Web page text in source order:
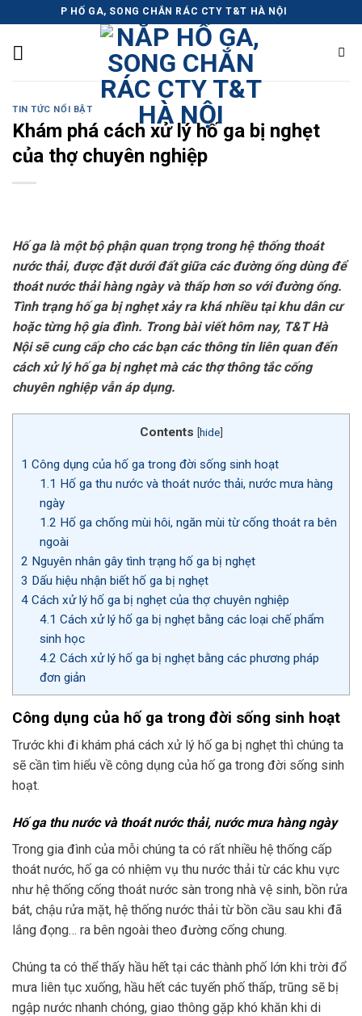
content
NẮP HỐ GA, SONG CHẮN RÁC CTY T&T HÀ NỘI
TIN TỨC NỔI BẬT
Khám phá cách xử lý hố ga bị nghẹt
của thợ chuyên nghiệp
Hố ga là một bộ phận quan trọng trong hệ thống thoát
nước thải, được đặt dưới đất giữa các đường ống dùng để
thoát nước thải hàng ngày và thấp hơn so với đường ống.
Tình trạng hố ga bị nghẹt xảy ra khá nhiều tại khu dân cư
hoặc từng hộ gia đình. Trong bài viết hôm nay, T&T Hà
Nội sẽ cung cấp cho các bạn các thông tin liên quan đến
cách xử lý hố ga bị nghẹt mà các thợ thông tắc cống
chuyên nghiệp vẫn áp dụng.
Contents [hide]
1 Công dụng của hố ga trong đời sống sinh hoạt
1.1 Hố ga thu nước và thoát nước thải, nước mưa hàng
ngày
1.2 Hố ga chống mùi hôi, ngăn mùi từ cống thoát ra bên
ngoài
2 Nguyên nhân gây tình trạng hố ga bị nghẹt
3 Dấu hiệu nhận biết hố ga bị nghẹt
4 Cách xử lý hố ga bị nghẹt của thợ chuyên nghiệp
4.1 Cách xử lý hố ga bị nghẹt bằng các loại chế phẩm
sinh học
4.2 Cách xử lý hố ga bị nghẹt bằng các phương pháp
đơn giản
Công dụng của hố ga trong đời sống sinh hoạt
Trước khi đi khám phá cách xử lý hố ga bị nghẹt thì chúng ta
sẽ cần tìm hiểu về công dụng của hố ga trong đời sống sinh
hoạt.
Hố ga thu nước và thoát nước thải, nước mưa hàng ngày
Trong gia đình của mỗi chúng ta có rất nhiều hệ thống cấp
thoát nước, hố ga có nhiệm vụ thu nước thải từ các khu vực
như hệ thống cống thoát nước sàn trong nhà vệ sinh, bồn rửa
bát, chậu rửa mặt, hệ thống nước thải từ bồn cầu sau khi đã
lắng đọng… ra bên ngoài theo đường cống chung.
Chúng ta có thể thấy hầu hết tại các thành phố lớn khi trời đổ
mưa liên tục xuống, hầu hết các tuyến phố thấp, trũng sẽ bị
ngập nước nhanh chóng, giao thông gặp khó khăn khi di